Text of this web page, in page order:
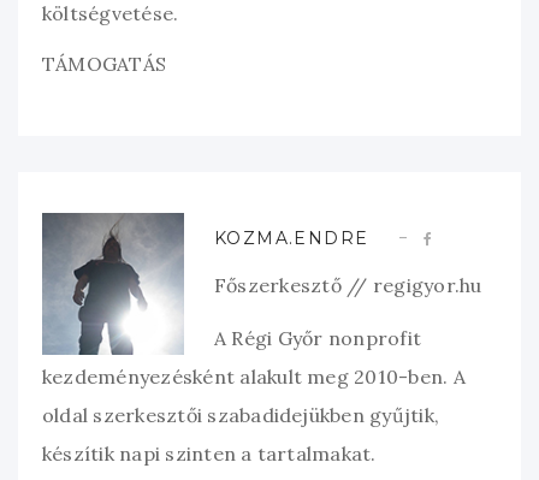
költségvetése.
TÁMOGATÁS
KOZMA.ENDRE
Főszerkesztő // regigyor.hu
A Régi Győr nonprofit
kezdeményezésként alakult meg 2010-ben. A
oldal szerkesztői szabadidejükben gyűjtik,
készítik napi szinten a tartalmakat.